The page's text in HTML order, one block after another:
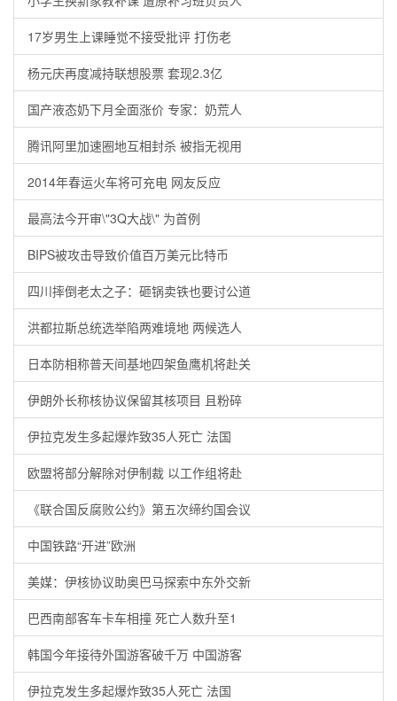
17岁男生上课睡觉不接受批评 打伤老
杨元庆再度减持联想股票 套现2.3亿
国产液态奶下月全面涨价 专家：奶荒人
腾讯阿里加速圈地互相封杀 被指无视用
2014年春运火车将可充电 网友反应
最高法今开审\"3Q大战\" 为首例
BIPS被攻击导致价值百万美元比特币
四川摔倒老太之子：砸锅卖铁也要讨公道
洪都拉斯总统选举陷两难境地 两候选人
日本防相称普天间基地四架鱼鹰机将赴关
伊朗外长称核协议保留其核项目 且粉碎
伊拉克发生多起爆炸致35人死亡 法国
欧盟将部分解除对伊制裁 以工作组将赴
《联合国反腐败公约》第五次缔约国会议
中国铁路“开进”欧洲
美媒：伊核协议助奥巴马探索中东外交新
巴西南部客车卡车相撞 死亡人数升至1
韩国今年接待外国游客破千万 中国游客
伊拉克发生多起爆炸致35人死亡 法国